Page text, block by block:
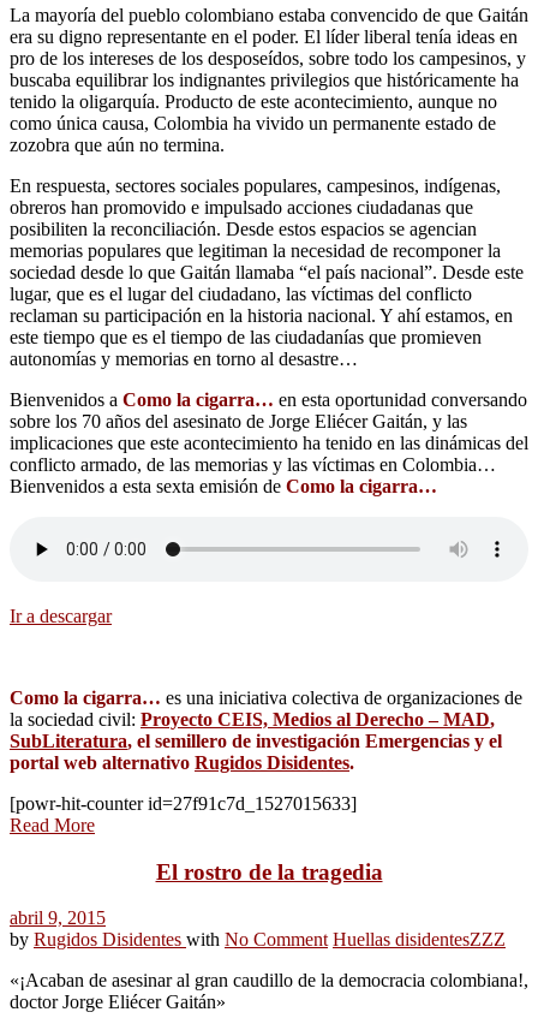
La mayoría del pueblo colombiano estaba convencido de que Gaitán
era su digno representante en el poder. El líder liberal tenía ideas en
pro de los intereses de los desposeídos, sobre todo los campesinos, y
buscaba equilibrar los indignantes privilegios que históricamente ha
tenido la oligarquía. Producto de este acontecimiento, aunque no
como única causa, Colombia ha vivido un permanente estado de
zozobra que aún no termina.
En respuesta, sectores sociales populares, campesinos, indígenas,
obreros han promovido e impulsado acciones ciudadanas que
posibiliten la reconciliación. Desde estos espacios se agencian
memorias populares que legitiman la necesidad de recomponer la
sociedad desde lo que Gaitán llamaba “el país nacional”. Desde este
lugar, que es el lugar del ciudadano, las víctimas del conflicto
reclaman su participación en la historia nacional. Y ahí estamos, en
este tiempo que es el tiempo de las ciudadanías que promieven
autonomías y memorias en torno al desastre…
Bienvenidos a Como la cigarra… en esta oportunidad conversando
sobre los 70 años del asesinato de Jorge Eliécer Gaitán, y las
implicaciones que este acontecimiento ha tenido en las dinámicas del
conflicto armado, de las memorias y las víctimas en Colombia…
Bienvenidos a esta sexta emisión de Como la cigarra…
Ir a descargar
Como la cigarra… es una iniciativa colectiva de organizaciones de
la sociedad civil: Proyecto CEIS, Medios al Derecho – MAD,
SubLiteratura, el semillero de investigación Emergencias y el
portal web alternativo Rugidos Disidentes.
[powr-hit-counter id=27f91c7d_1527015633]
Read More
El rostro de la tragedia
abril 9, 2015
by Rugidos Disidentes with No Comment Huellas disidentesZZZ
«¡Acaban de asesinar al gran caudillo de la democracia colombiana!,
doctor Jorge Eliécer Gaitán»